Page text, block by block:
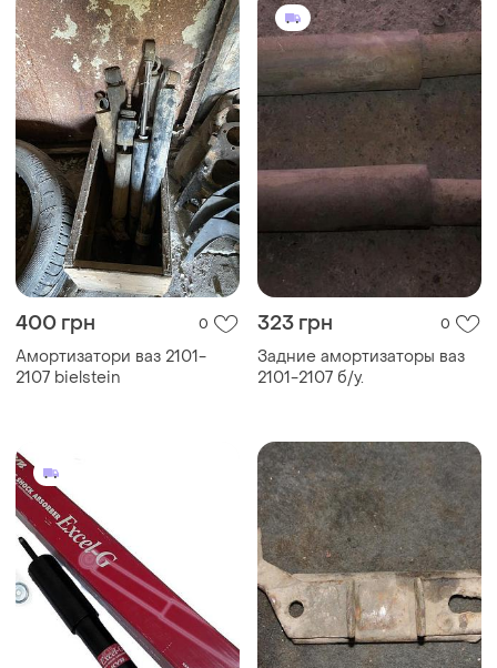
400 грн 0
Амортизатори ваз 2101-
2107 bielstein
323 грн 0
Задние амортизаторы ваз
2101-2107 б/у.